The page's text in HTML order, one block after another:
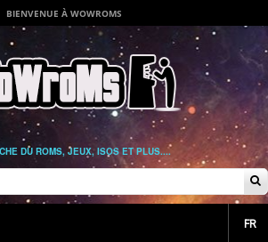
BIENVENUE À WOWROMS
DU ROMS, JEUX, ISOS ET PLUS....
FR